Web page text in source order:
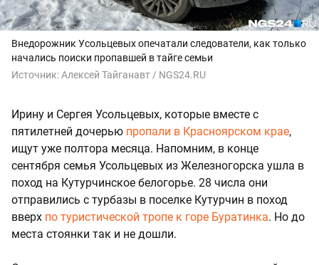
Внедорожник Усольцевых опечатали следователи, как только
начались поиски пропавшей в тайге семьи
Источник:Алексей Тайганавт / NGS24.RU
Ирину и Сергея Усольцевых, которые вместе с
пятилетней дочерью пропали в Красноярском крае,
ищут уже полтора месяца. Напомним, в конце
сентября семья Усольцевых из Железногорска ушла в
поход на Кутурчинское белогорье. 28 числа они
отправились с турбазы в поселке Кутурчин в поход
вверх по туристической тропе к горе Буратинка. Но до
места стоянки так и не дошли.